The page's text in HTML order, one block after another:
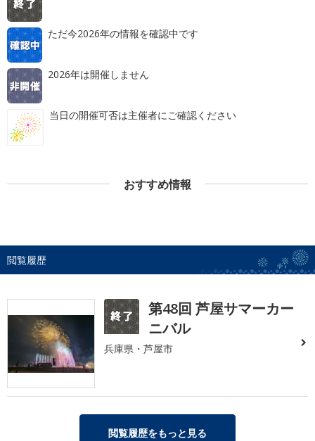
ただ今2026年の情報を確認中です
2026年は開催しません
当日の開催可否は主催者にご確認ください
おすすめ情報
閲覧履歴
第48回 芦屋サマーカー
ニバル
兵庫県・芦屋市
閲覧履歴をもっと見る